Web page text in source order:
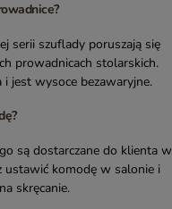
serii szuflady poruszają się
prowadnicach stolarskich.
jest wysoce bezawaryjne.
są dostarczane do klienta w
ustawić komodę w salonie i
skręcanie.